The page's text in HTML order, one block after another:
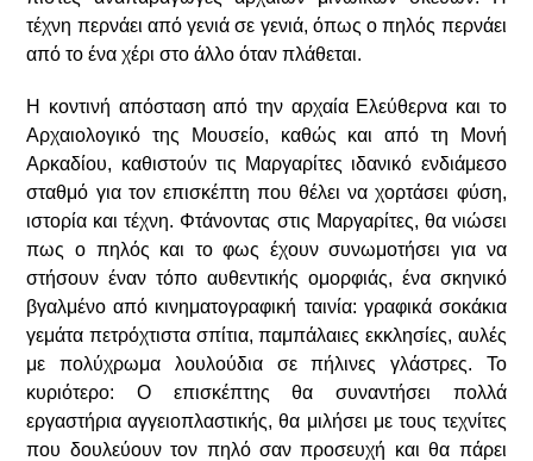
τέχνη περνάει από γενιά σε γενιά, όπως ο πηλός περνάει
από το ένα χέρι στο άλλο όταν πλάθεται.
Η κοντινή απόσταση από την αρχαία Ελεύθερνα και το
Αρχαιολογικό της Μουσείο, καθώς και από τη Μονή
Αρκαδίου, καθιστούν τις Μαργαρίτες ιδανικό ενδιάμεσο
σταθμό για τον επισκέπτη που θέλει να χορτάσει φύση,
ιστορία και τέχνη. Φτάνοντας στις Μαργαρίτες, θα νιώσει
πως ο πηλός και το φως έχουν συνωμοτήσει για να
στήσουν έναν τόπο αυθεντικής ομορφιάς, ένα σκηνικό
βγαλμένο από κινηματογραφική ταινία: γραφικά σοκάκια
γεμάτα πετρόχτιστα σπίτια, παμπάλαιες εκκλησίες, αυλές
με πολύχρωμα λουλούδια σε πήλινες γλάστρες. Το
κυριότερο: Ο επισκέπτης θα συναντήσει πολλά
εργαστήρια αγγειοπλαστικής, θα μιλήσει με τους τεχνίτες
που δουλεύουν τον πηλό σαν προσευχή και θα πάρει